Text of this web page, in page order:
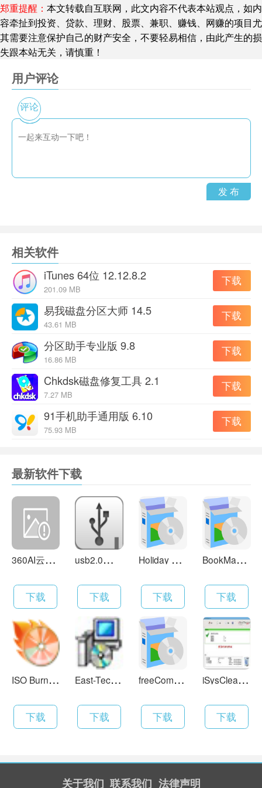
iTunes是苹果公司最热门音乐软件的最新版本,
有了一个极吸引人的新功能:令人难以置信的
店,成千上万首歌曲让您预听并且拥有, 只要您点击一下就
行了.无论走到哪里,都带着音乐,带着您的全心iPod.它可以
上的苹果电脑共享您的音乐.如果您的苹果电脑配备
SuperDrive 光驱,您还可以将您的整个音乐库刻录成DVD
功能介绍：
1、全新界面，改进后的设计和新功能使iTunes更易于使用
2、便捷的搜索栏，iTunes可以快速准确搜索内容
5、智能随机播放，在iTunes上轻松聆听你想听的歌曲
6、与Outlook同步将Outlook和 Outlook Express通讯录同
步到 iPod
7、iTunes官方下载版同时适用于简、繁、英文操作系统界
面语言
iTunes官方下载更新日志
iTunes v12.10.5.12
- 修复了专辑可能不按顺序播放的问题；
- 修复了收听Beats 1时歌词无法显示的问题；
郑重提醒： 本文转载自互联网，此文内容不代表本站观点，如内
容牵扯到投资、贷款、理财、股票、兼职、赚钱、网赚的项目尤
其需要注意保护自己的财产安全，不要轻易相信，由此产生的损
失跟本站无关，请慎重！
用户评论
评论
发 布
相关软件
iTunes 64位 12.12.8.2
201.09 MB
下载
易我磁盘分区大师 14.5
43.61 MB
下载
分区助手专业版 9.8
16.86 MB
下载
Chkdsk磁盘修复工具 2.1
7.27 MB
下载
91手机助手通用版 6.10
75.93 MB
下载
最新软件下载
3
60AI云盘 4.0.2.1400
下载
u
sb2.0驱动 6.22
下载
H
oliday Lights 5.4
下载
B
ookManager 1.5.0
下载
I
SO Burner 7.85 英文版
下载
E
ast-Tec Backup 2.3.0
下载
f
reeCommander 2008.06b
下载
i
SysCleaner Pro 1.0.8build22
下载
关于我们 联系我们 法律声明